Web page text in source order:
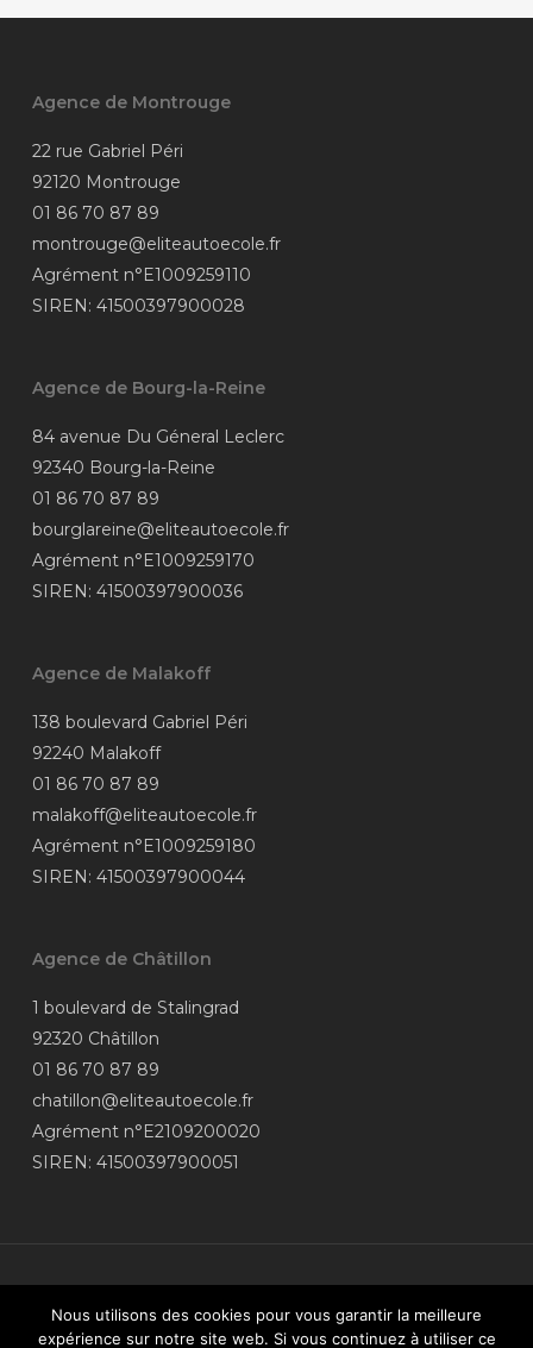
Agence de Montrouge
22 rue Gabriel Péri
92120 Montrouge
01 86 70 87 89
montrouge@eliteautoecole.fr
Agrément n°E1009259110
SIREN: 41500397900028
Agence de Bourg-la-Reine
84 avenue Du Géneral Leclerc
92340 Bourg-la-Reine
01 86 70 87 89
bourglareine@eliteautoecole.fr
Agrément n°E1009259170
SIREN: 41500397900036
Agence de Malakoff
138 boulevard Gabriel Péri
92240 Malakoff
01 86 70 87 89
malakoff@eliteautoecole.fr
Agrément n°E1009259180
SIREN: 41500397900044
Agence de Châtillon
1 boulevard de Stalingrad
92320 Châtillon
01 86 70 87 89
chatillon@eliteautoecole.fr
Agrément n°E2109200020
SIREN: 41500397900051
© 2026 Élite Auto-Moto-école.Données personnelles | Coordonnées
dumédiateur| Site réalisé parvroomvroom.fr| Financez votre
Nous utilisons des cookies pour vous garantir la meilleure
expérience sur notre site web. Si vous continuez à utiliser ce